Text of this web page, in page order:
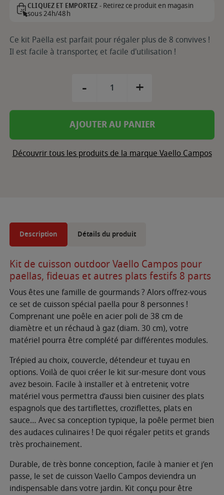
CLIQUEZ ET EMPORTEZ -Retirez ce produit en magasin
sous 24h/48h
Ce kit Paëlla est parfait pour régaler plus de 8 convives !
Il est facile à transporter, et facile d'utilisation !
- +
AJOUTER AU PANIER
Découvrir tous les produits de la marque Vaello Campos
Description Détails du produit
Kit de cuisson outdoor Vaello Campos pour
paellas, fideuas et autres plats festifs 8 parts
Vous êtes une famille de gourmands ? Alors offrez-vous
ce set de cuisson spécial paella pour 8 personnes !
Comprenant une poêle en acier poli de 38 cm de
diamètre et un réchaud à gaz (diam. 30 cm), votre
matériel pourra être complété par différentes modules.
Trépied au choix, couvercle, détendeur et tuyau en
options. Voilà de quoi créer le kit sur-mesure dont vous
avez besoin. Facile à installer et à entretenir, votre
matériel vous permettra d’aussi bien cuisiner des plats
espagnols que des tartiflettes, croziflettes, plats en
sauce… Avec sa conception typique, la poêle permet bien
des audaces culinaires ! De quoi régaler petits et grands
très prochainement.
Durable, de très bonne conception, facile à manier et j’en
passe, le set de cuisson Vaello Campos deviendra un
indispensable dans votre jardin. Kit conçu pour être